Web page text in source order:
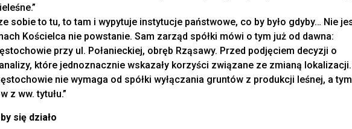
sobie to tu, to tam i wypytuje instytucje państwowe, co by było gdyby… Nie
Kościelca nie powstanie. Sam zarząd spółki mówi o tym już od dawna:
przy ul. Połanieckiej, obręb Rząsawy. Przed podjęciem decyzji o
które jednoznacznie wskazały korzyści związane ze zmianą lokalizacji.
nie wymaga od spółki wyłączania gruntów z produkcji leśnej, a tym
z ww. tytułu.”
się działo